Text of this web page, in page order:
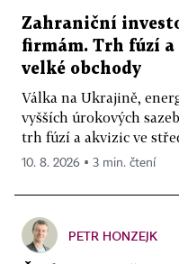
Zahraniční
firmám. Trh fúzí
velké obchody
Válka na Ukrajině,
vyšších úrokových
trh fúzí a akvizic ve
10. 8. 2026 ▪ 3 min. čtení
PETR HONZEJK